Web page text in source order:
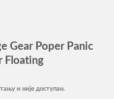
Gear Poper Panic
Floating
и није доступан.